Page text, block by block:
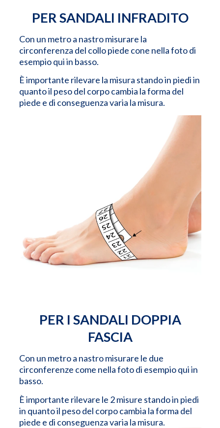
PER SANDALI INFRADITO
Con un metro a nastro misurare la
circonferenza del collo piede cone nella foto di
esempio qui in basso.
È importante rilevare la misura stando in piedi in
quanto il peso del corpo cambia la forma del
piede e di conseguenza varia la misura.
PER I SANDALI DOPPIA
FASCIA
Con un metro a nastro misurare le due
circonferenze come nella foto di esempio qui in
basso.
È importante rilevare le 2 misure stando in piedi
in quanto il peso del corpo cambia la forma del
piede e di conseguenza varia la misura.